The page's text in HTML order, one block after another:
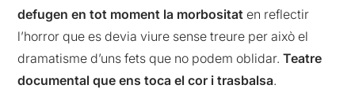
defugen en tot moment la morbositat en reflectir
l’horror que es devia viure sense treure per això el
dramatisme d’uns fets que no podem oblidar.Teatre
documental que ens toca el cor i trasbalsa.